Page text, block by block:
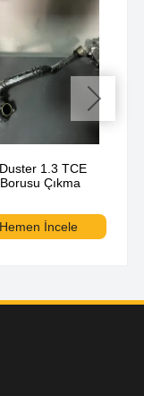
1.3 TCE
Çıkma
Hemen İncele